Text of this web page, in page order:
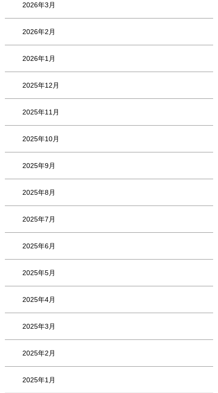
2026年3月
2026年2月
2026年1月
2025年12月
2025年11月
2025年10月
2025年9月
2025年8月
2025年7月
2025年6月
2025年5月
2025年4月
2025年3月
2025年2月
2025年1月